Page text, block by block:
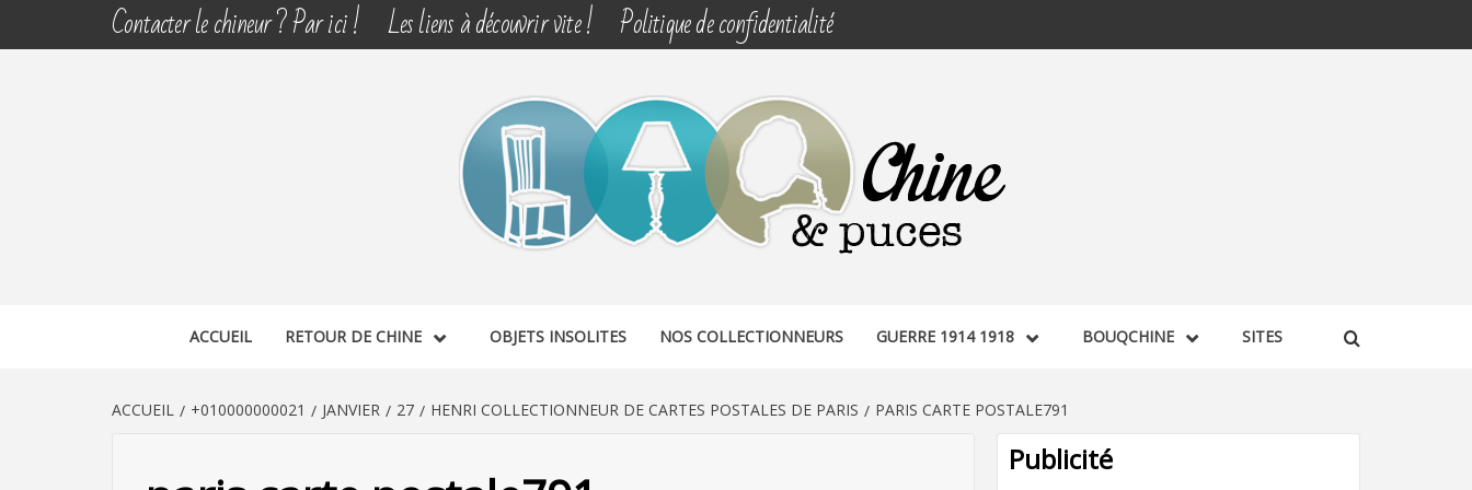
Contacter le chineur ? Par ici ! Les liens à découvrir vite ! Politique de confidentialité
CHINE & PUCES
ACCUEIL RETOUR DE CHINE OBJETS INSOLITES NOS COLLECTIONNEURS GUERRE 1914 1918 BOUQCHINE SITES
ACCUEIL +010000000021 JANVIER 27 HENRI COLLECTIONNEUR DE CARTES POSTALES DE PARIS PARIS CARTE POSTALE791
Publicité